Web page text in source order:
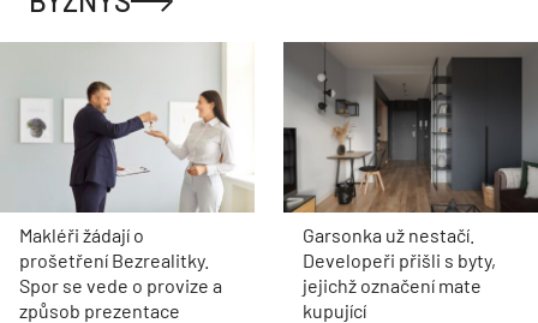
Makléři žádají o
prošetření Bezrealitky.
Spor se vede o provize a
způsob prezentace
Garsonka už nestačí.
Developeři přišli s byty,
jejichž označení mate
kupující